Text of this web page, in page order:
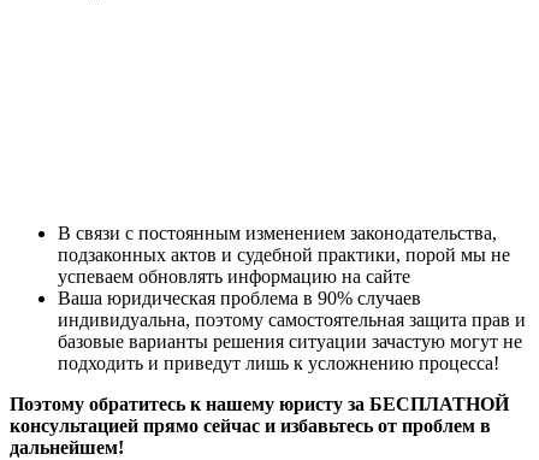
В связи с постоянным изменением законодательства,
подзаконных актов и судебной практики, порой мы не
успеваем обновлять информацию на сайте
Ваша юридическая проблема в 90% случаев
индивидуальна, поэтому самостоятельная защита прав и
базовые варианты решения ситуации зачастую могут не
подходить и приведут лишь к усложнению процесса!
Поэтому обратитесь к нашему юристу за БЕСПЛАТНОЙ
консультацией прямо сейчас и избавьтесь от проблем в
дальнейшем!